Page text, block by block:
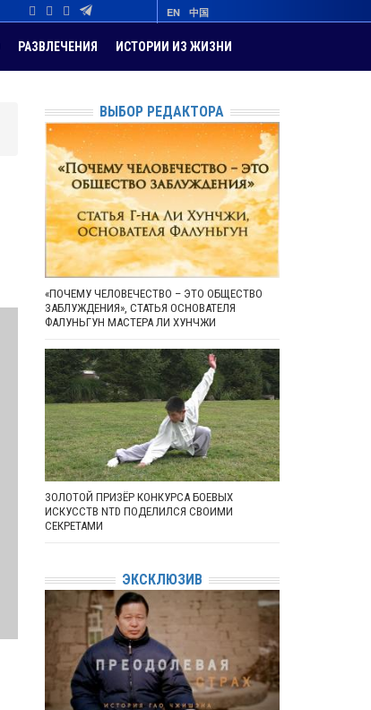
EN 中国
РАЗВЛЕЧЕНИЯ ИСТОРИИ ИЗ ЖИЗНИ
ВЫБОР РЕДАКТОРА
«ПОЧЕМУ ЧЕЛОВЕЧЕСТВО – ЭТО ОБЩЕСТВО
ЗАБЛУЖДЕНИЯ», СТАТЬЯ ОСНОВАТЕЛЯ
ФАЛУНЬГУН МАСТЕРА ЛИ ХУНЧЖИ
ЗОЛОТОЙ ПРИЗЁР КОНКУРСА БОЕВЫХ
ИСКУССТВ NTD ПОДЕЛИЛСЯ СВОИМИ
СЕКРЕТАМИ
ЭКСКЛЮЗИВ